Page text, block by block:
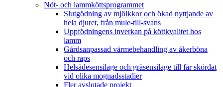
Nöt- och lammköttsprogrammet
Slutgödning av mjölkkor och ökad nyttjande av
hela djuret, från mule-till-svans
Uppfödningens inverkan på köttkvalitet hos
lamm
Gårdsanpassad värmebehandling av åkerböna
och raps
Helsädesensilage och gräsensilage till får skördat
vid olika mognadsstadier
Fler avslutade projekt